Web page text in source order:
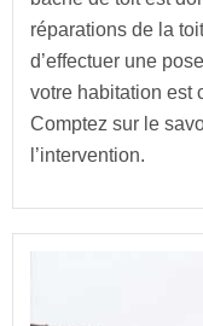
réparations de la
d’effectuer une
votre habitation est
Comptez sur le
l’intervention.